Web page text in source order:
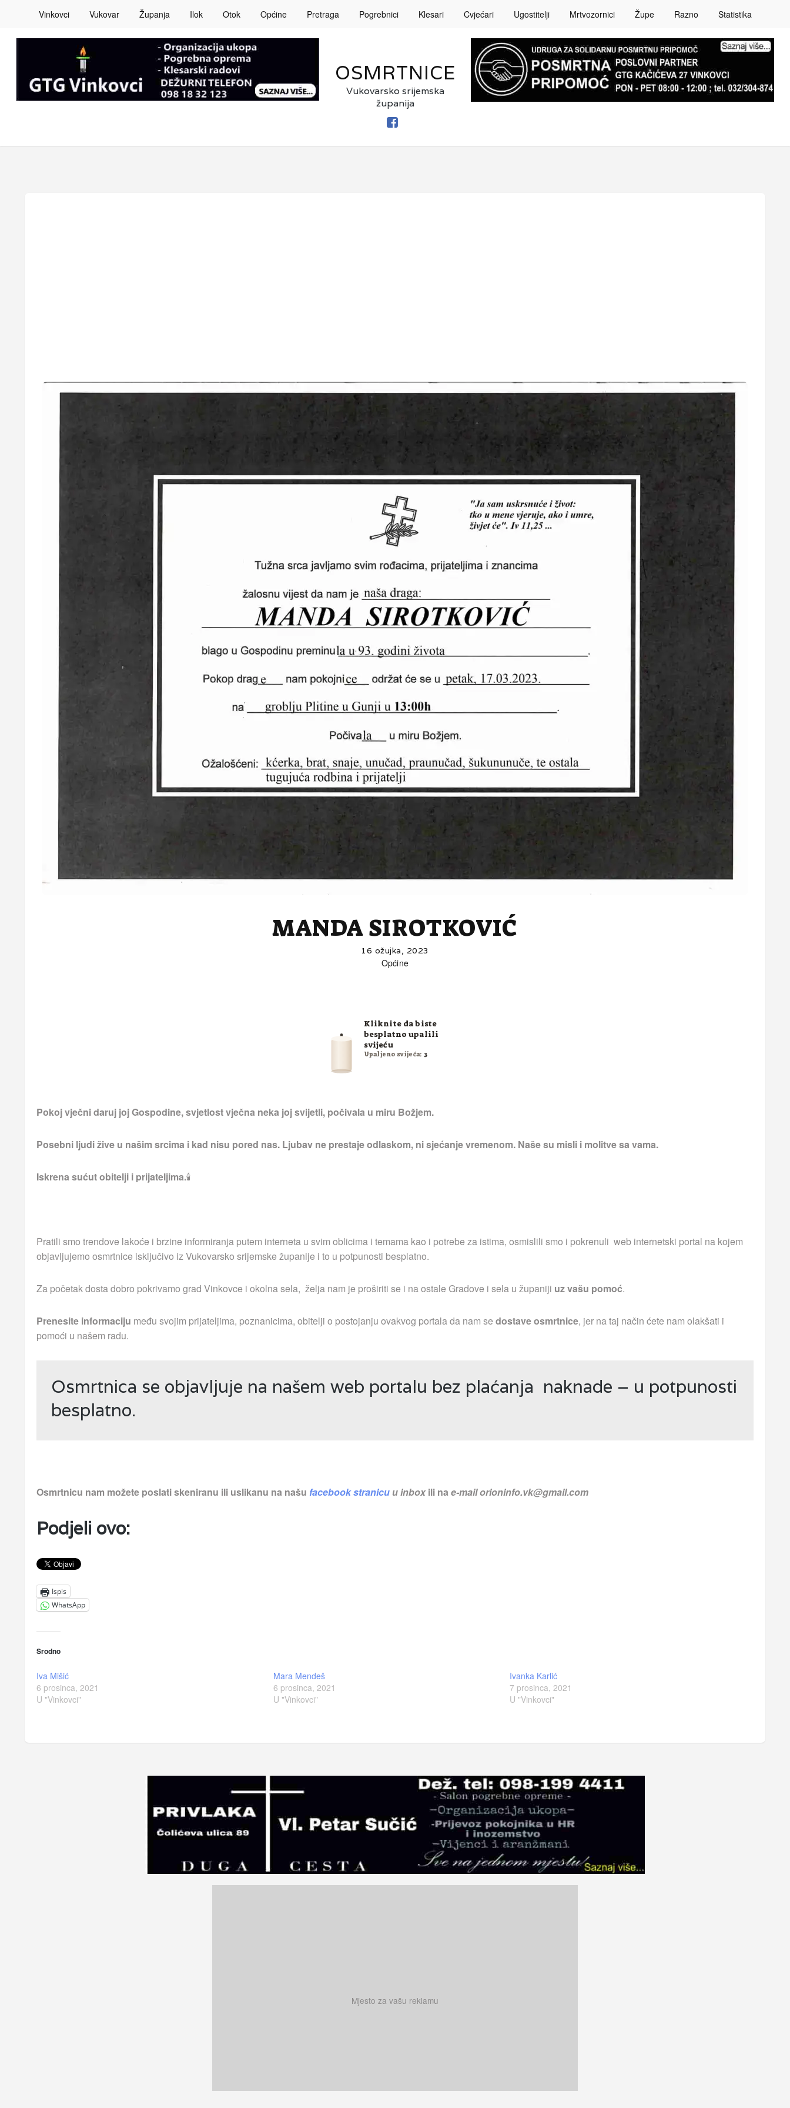
Vinkovci Vukovar Županja Ilok Otok Općine Pretraga Pogrebnici Klesari Cvjećari Ugostitelji Mrtvozornici Župe Razno Statistika
OSMRTNICE
Vukovarsko srijemska
županija
MANDA SIROTKOVIĆ
16 ožujka, 2023
Općine
Kliknite da biste
besplatno upalili
svijeću
Upaljeno svijeća: 3
Pokoj vječni daruj joj Gospodine, svjetlost vječna neka joj svijetli, počivala u miru Božjem.
Posebni ljudi žive u našim srcima i kad nisu pored nas. Ljubav ne prestaje odlaskom, ni sjećanje vremenom. Naše su misli i molitve sa vama.
Iskrena sućut obitelji i prijateljima.🕯
Pratili smo trendove lakoće i brzine informiranja putem interneta u svim oblicima i temama kao i potrebe za istima, osmislili smo i pokrenuli web internetski portal na kojem
objavljujemo osmrtnice isključivo iz Vukovarsko srijemske županije i to u potpunosti besplatno.
Za početak dosta dobro pokrivamo grad Vinkovce i okolna sela, želja nam je proširiti se i na ostale Gradove i sela u županiji uz vašu pomoć.
Prenesite informaciju među svojim prijateljima, poznanicima, obitelji o postojanju ovakvog portala da nam sedostave osmrtnice, jer na taj način ćete nam olakšati i
pomoći u našem radu.
Osmrtnica se objavljuje na našem web portalu bez plaćanja naknade – u potpunosti
besplatno.
Osmrtnicu nam možete poslati skeniranu ili uslikanu na našu facebook stranicu u inboxili nae-mailorioninfo.vk@gmail.com
Podjeli ovo:
Ispis
WhatsApp
Srodno
Iva Mišić
6 prosinca, 2021
U "Vinkovci"
Mara Mendeš
6 prosinca, 2021
U "Vinkovci"
Ivanka Karlić
7 prosinca, 2021
U "Vinkovci"
Mjesto za vašu reklamu